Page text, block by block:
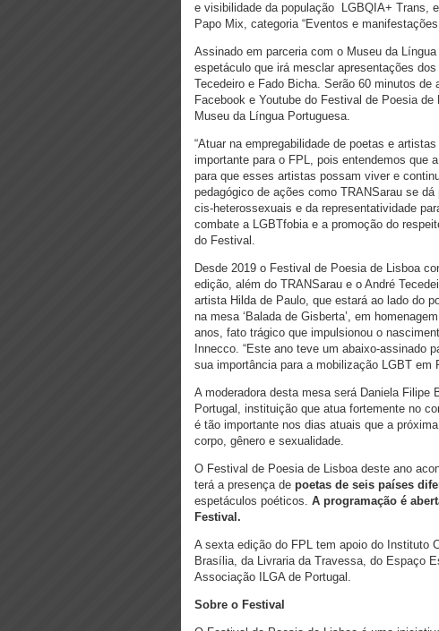
e visibilidade da população LGBQIA+ Trans,
Papo Mix, categoria “Eventos e
Assinado em parceria com o Museu da
espetáculo que irá mesclar apresentações
Tecedeiro e Fado Bicha. Serão 60 minutos
Facebook e Youtube do Festival de Poesia
Museu da Língua Portuguesa.
“Atuar na empregabilidade de poetas e
importante para o FPL, pois entendemos que
para que esses artistas possam viver e
pedagógico de ações como TRANSarau se
cis-heterossexuais e da representatividade
combate a LGBTfobia e a promoção do
do Festival.
Desde 2019 o Festival de Poesia de Lisboa
edição, além do TRANSarau e o André
artista Hilda de Paulo, que estará ao lado do
na mesa ‘Balada de Gisberta’, em
anos, fato trágico que impulsionou o
Innecco. “Este ano teve um abaixo-assinado
sua importância para a mobilização LGBT em
A moderadora desta mesa será Daniela Filipe
Portugal, instituição que atua fortemente no
é tão importante nos dias atuais que a
corpo, gênero e sexualidade.
O Festival de Poesia de Lisboa deste ano
terá a presença de poetas de seis países
espetáculos poéticos. A programação é
Festival.
A sexta edição do FPL tem apoio do Instituto
Brasília, da Livraria da Travessa, do Espaço
Associação ILGA de Portugal.
Sobre o Festival